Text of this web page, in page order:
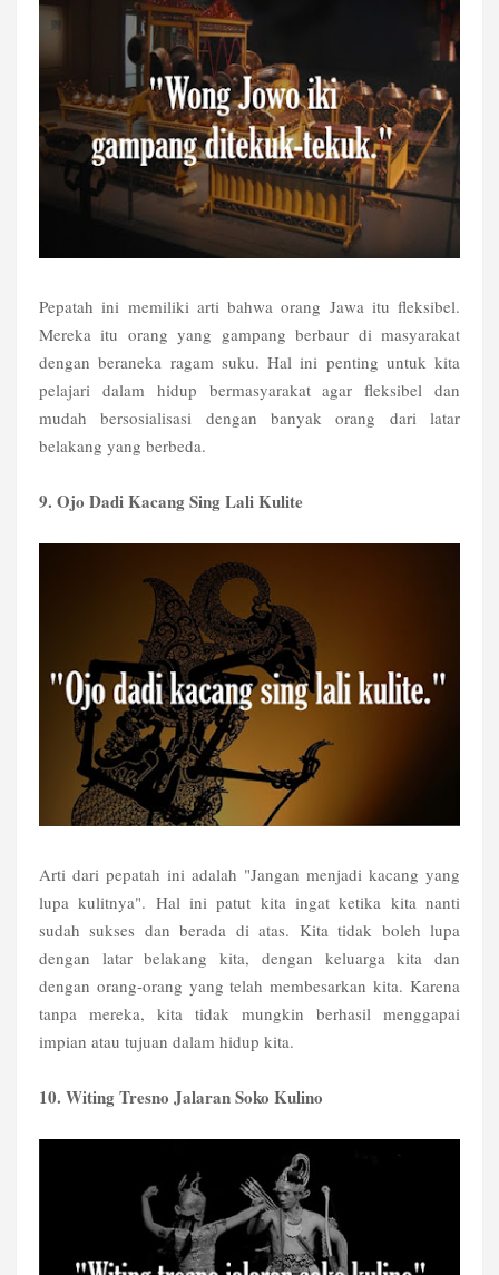
Pepatah ini memiliki arti bahwa orang Jawa itu fleksibel.
Mereka itu orang yang gampang berbaur di masyarakat
dengan beraneka ragam suku. Hal ini penting untuk kita
pelajari dalam hidup bermasyarakat agar fleksibel dan
mudah bersosialisasi dengan banyak orang dari latar
belakang yang berbeda.
9. Ojo Dadi Kacang Sing Lali Kulite
Arti dari pepatah ini adalah "Jangan menjadi kacang yang
lupa kulitnya". Hal ini patut kita ingat ketika kita nanti
sudah sukses dan berada di atas. Kita tidak boleh lupa
dengan latar belakang kita, dengan keluarga kita dan
dengan orang-orang yang telah membesarkan kita. Karena
tanpa mereka, kita tidak mungkin berhasil menggapai
impian atau tujuan dalam hidup kita.
10. Witing Tresno Jalaran Soko Kulino